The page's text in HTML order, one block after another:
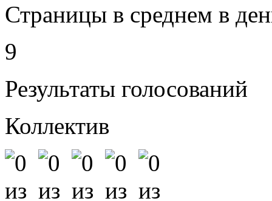
Страницы в среднем в
9
Результаты голосований
Коллектив